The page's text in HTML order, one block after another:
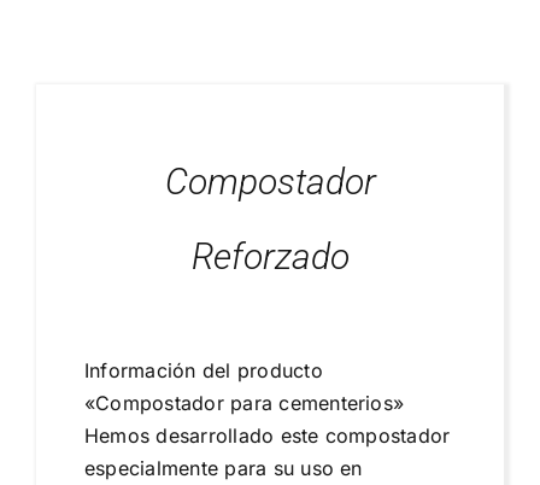
Compostador
Reforzado
Información del producto
«Compostador para cementerios»
Hemos desarrollado este compostador
especialmente para su uso en